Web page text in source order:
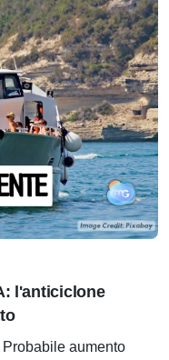
l'anticiclone
aumento